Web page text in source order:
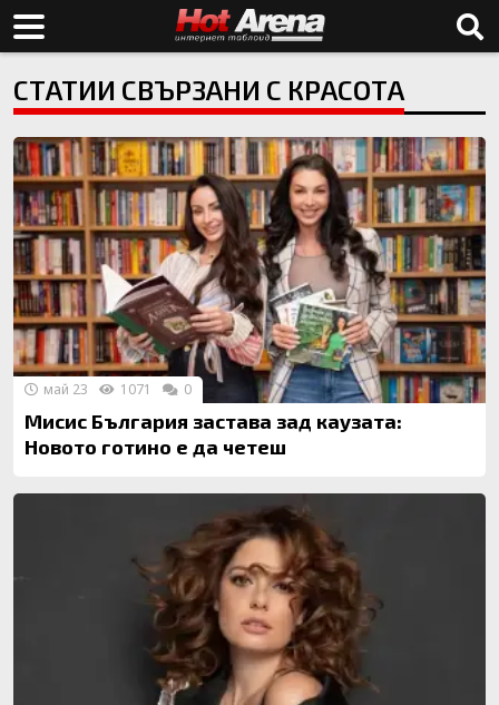
СТАТИИ СВЪРЗАНИ С КРАСОТА
Мисис България застава зад каузата:
Новото готино е да четеш
май 23 1071 0